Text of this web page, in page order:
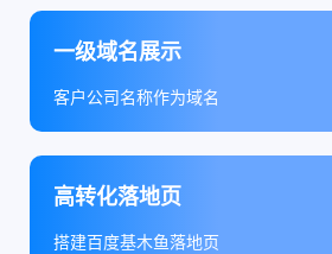
一级域名展示
客户公司名称作为域名
高转化落地页
搭建百度基木鱼落地页